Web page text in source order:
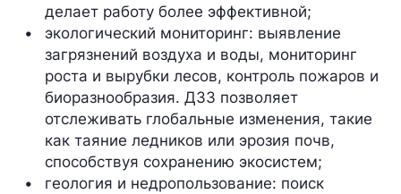
делает работу более эффективной;
экологический мониторинг: выявление
загрязнений воздуха и воды, мониторинг
роста и вырубки лесов, контроль пожаров и
биоразнообразия. ДЗЗ позволяет
отслеживать глобальные изменения, такие
как таяние ледников или эрозия почв,
способствуя сохранению экосистем;
геология и недропользование: поиск